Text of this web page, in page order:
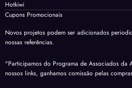
Hotkiwi
Cupons Promocionais
Novos projetos podem ser adicionados
nossas referências.
"Participamos do Programa de Associados da
nossos links, ganhamos comissão pelas